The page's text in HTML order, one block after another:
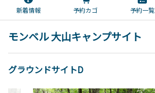
新着情報 予約カゴ 予約一覧
モンベル 大山キャンプサイト
グラウンドサイトD